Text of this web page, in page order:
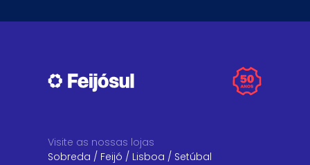
Visite as nossas lojas
Sobreda / Feijó / Lisboa / Setúbal